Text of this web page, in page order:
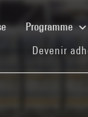
(current)Programme
Devenir